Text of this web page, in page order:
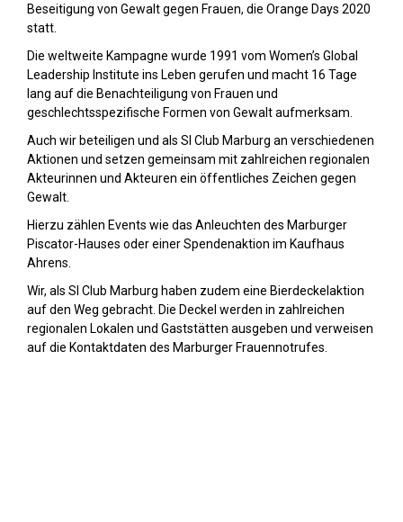
Beseitigung von Gewalt gegen Frauen, die Orange Days 2020
statt.
Die weltweite Kampagne wurde 1991 vom Women’s Global
Leadership Institute ins Leben gerufen und macht 16 Tage
lang auf die Benachteiligung von Frauen und
geschlechtsspezifische Formen von Gewalt aufmerksam.
Auch wir beteiligen und als SI Club Marburg an verschiedenen
Aktionen und setzen gemeinsam mit zahlreichen regionalen
Akteurinnen und Akteuren ein öffentliches Zeichen gegen
Gewalt.
Hierzu zählen Events wie das Anleuchten des Marburger
Piscator-Hauses oder einer Spendenaktion im Kaufhaus
Ahrens.
Wir, als SI Club Marburg haben zudem eine Bierdeckelaktion
auf den Weg gebracht. Die Deckel werden in zahlreichen
regionalen Lokalen und Gaststätten ausgeben und verweisen
auf die Kontaktdaten des Marburger Frauennotrufes.